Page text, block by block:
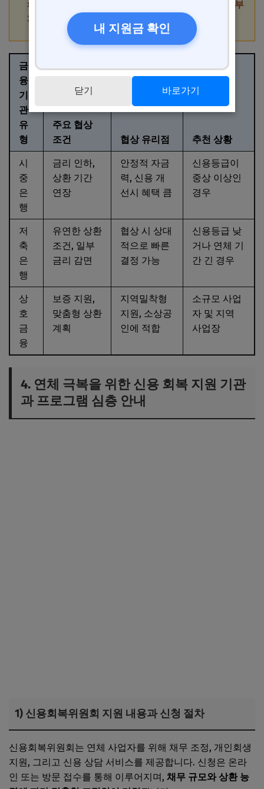
핵심 팁 3: 신용 회복 후에도 꾸준한 신용 관리 및 부
채 관리를 통해 장기적 금융 안정성을 확보한다.
금
융
기
관
유
형
주요 협상
조건
협상 유리점 추천 상황
시
중
은
행
금리 인하,
상환 기간
연장
안정적 자금
력, 신용 개
선시 혜택 큼
신용등급이
중상 이상인
경우
저
축
은
행
유연한 상환
조건, 일부
금리 감면
협상 시 상대
적으로 빠른
결정 가능
신용등급 낮
거나 연체 기
간 긴 경우
상
호
금
융
보증 지원,
맞춤형 상환
계획
지역밀착형
지원, 소상공
인에 적합
소규모 사업
자 및 지역
사업장
4. 연체 극복을 위한 신용 회복 지원 기관
과 프로그램 심층 안내
1) 신용회복위원회 지원 내용과 신청 절차
신용회복위원회는 연체 사업자를 위해 채무 조정, 개인회생
지원, 그리고 신용 상담 서비스를 제공합니다. 신청은 온라
인 또는 방문 접수를 통해 이루어지며, 채무 규모와 상환 능
내 지원금 확인
닫기 바로가기